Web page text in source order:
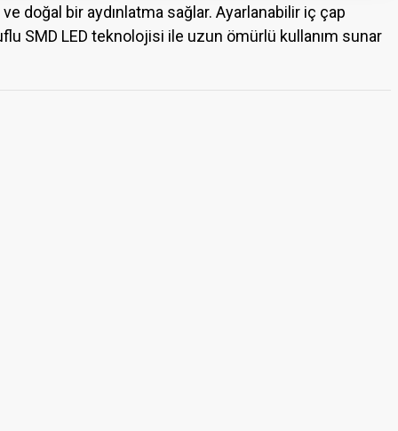
doğal bir aydınlatma sağlar. Ayarlanabilir iç çap
SMD LED teknolojisi ile uzun ömürlü kullanım sunar